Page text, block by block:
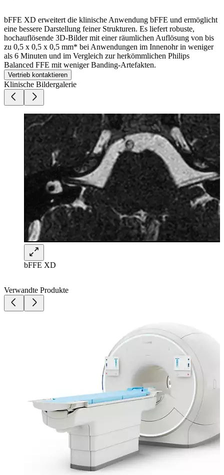
bFFE XD erweitert die klinische Anwendung bFFE und ermöglicht
eine bessere Darstellung feiner Strukturen. Es liefert robuste,
hochauflösende 3D-Bilder mit einer räumlichen Auflösung von bis
zu 0,5 x 0,5 x 0,5 mm* bei Anwendungen im Innenohr in weniger
als 6 Minuten und im Vergleich zur herkömmlichen Philips
Balanced FFE mit weniger Banding-Artefakten.
Vertrieb kontaktieren
Klinische Bildergalerie
bFFE XD
Verwandte Produkte